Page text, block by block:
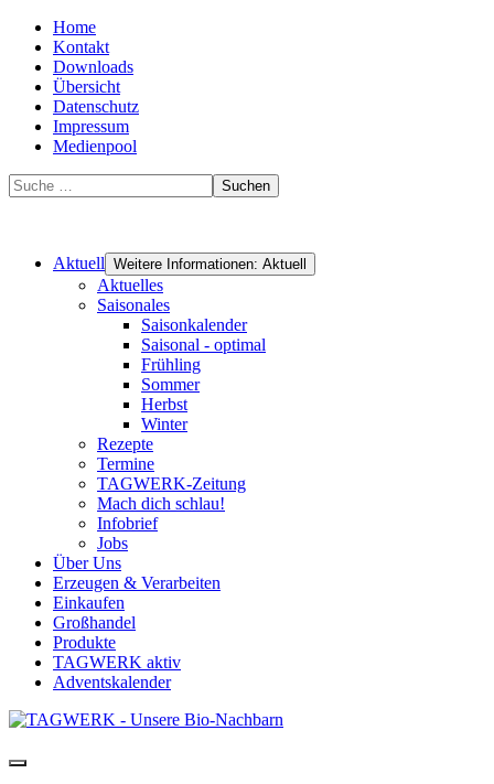
Home
Kontakt
Downloads
Übersicht
Datenschutz
Impressum
Medienpool
Suchen
Aktuell Weitere Informationen: Aktuell
Aktuelles
Saisonales
Saisonkalender
Saisonal - optimal
Frühling
Sommer
Herbst
Winter
Rezepte
Termine
TAGWERK-Zeitung
Mach dich schlau!
Infobrief
Jobs
Über Uns
Erzeugen & Verarbeiten
Einkaufen
Großhandel
Produkte
TAGWERK aktiv
Adventskalender